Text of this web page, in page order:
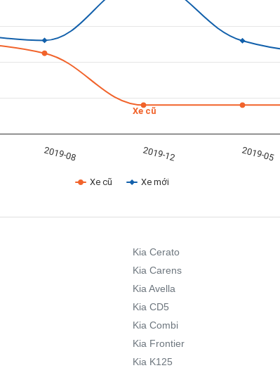
Xe cũ
Xe cũ Xe mới
2019-08 2019-12 2019-05
Kia Cerato
Kia Carens
Kia Avella
Kia CD5
Kia Combi
Kia Frontier
Kia K125